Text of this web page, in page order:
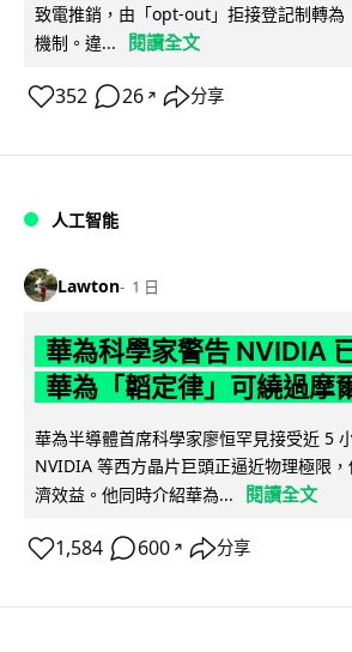
致電推銷，由「opt-out」拒接登記制轉
機制。違...
閱讀全文
352 26 ↗ 分享
人工智能
Lawton 1 日
華為科學家警告 NVIDIA
華為「韜定律」可繞過摩
華為半導體首席科學家廖恒罕見接受近 5
NVIDIA 等西方晶片巨頭正逼近物理極限
濟效益。他同時介紹華為...
閱讀全文
1,584 600 ↗ 分享